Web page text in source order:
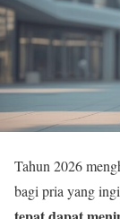
Tahun 2026
bagi pria yang